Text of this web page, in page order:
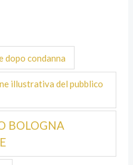
dopo condanna
illustrativa del pubblico
BOLOGNA